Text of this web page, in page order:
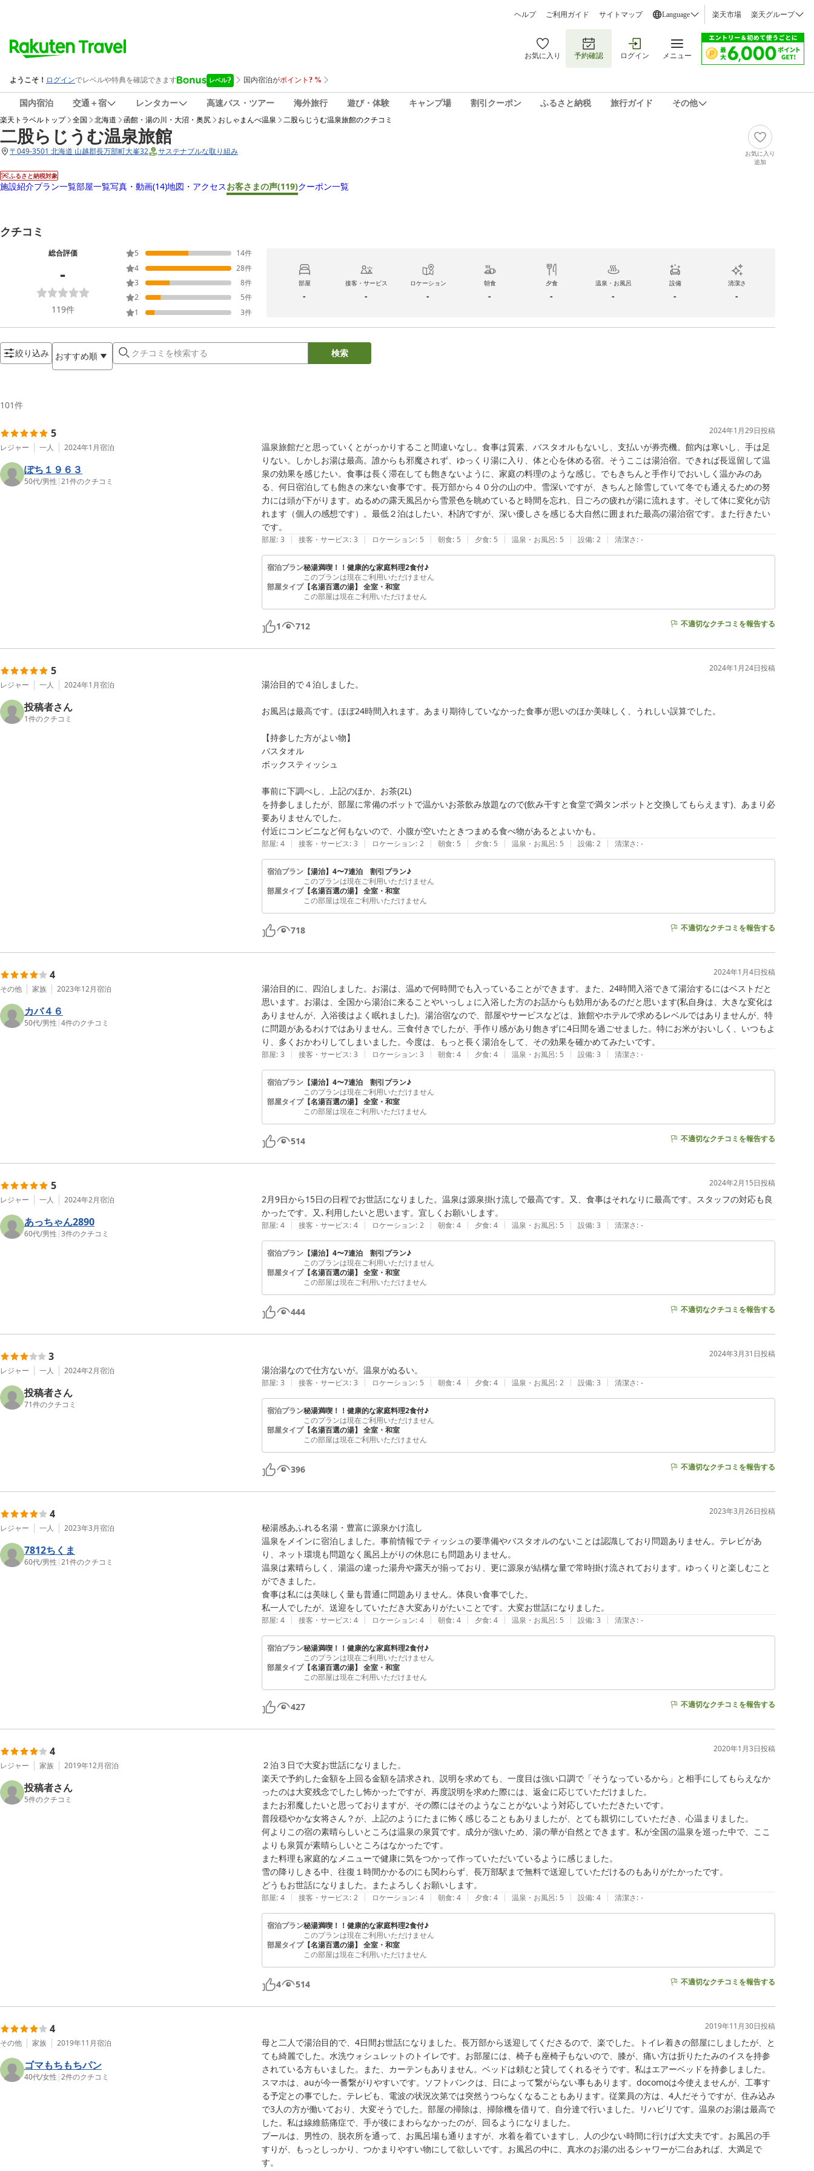
ヘルプ ご利用ガイド サイトマップ Language 楽天市場 楽天グループ
お気に入り 予約確認 ログイン メニュー
国内宿泊 交通＋宿 レンタカー 高速バス・ツアー 海外旅行 遊び・体験 キャンプ場 割引クーポン ふるさと納税 旅行ガイド その他
楽天トラベルトップ 全国 北海道 函館・湯の川・大沼・奥尻 おしゃまんべ温泉 二股らじうむ温泉旅館のクチコミ
二股らじうむ温泉旅館
〒049-3501 北海道 山越郡長万部町大峯32 サステナブルな取り組み
ふるさと納税対象
お気に入り
追加
施設紹介プラン一覧部屋一覧写真・動画(14)地図・アクセスお客さまの声(119)クーポン一覧
クチコミ
総合評価
-
119件
5 14件
4
28件
3
8件
2
5件
1
3件
部屋
-
接客・サービス
-
ロケーション
-
朝食
-
夕食
-
温泉・お風呂
-
設備
-
清潔さ
-
絞り込み おすすめ順 検索
101件
5
レジャー 一人 2024年1月宿泊
ぽち１９６３
50代/男性 |21件のクチコミ
2024年1月29日投稿
温泉旅館だと思っていくとがっかりすること間違いなし。食事は質素、バスタオルもないし、支払いが券売機。館内は寒いし、手は足
りない。しかしお湯は最高。誰からも邪魔されず、ゆっくり湯に入り、体と心を休める宿。そうここは湯治宿。できれば長逗留して温
泉の効果を感じたい。食事は長く滞在しても飽きないように、家庭の料理のような感じ。でもきちんと手作りでおいしく温かみのあ
る、何日宿泊しても飽きの来ない食事です。長万部から４０分の山の中。雪深いですが、きちんと除雪していて冬でも通えるための努
力には頭が下がります。ぬるめの露天風呂から雪景色を眺めていると時間を忘れ、日ごろの疲れが湯に流れます。そして体に変化が訪
れます（個人の感想です）。最低２泊はしたい、朴訥ですが、深い優しさを感じる大自然に囲まれた最高の湯治宿です。また行きたい
です。
部屋: 3 | 接客・サービス: 3 | ロケーション: 5 | 朝食: 5 | 夕食: 5 | 温泉・お風呂: 5 | 設備: 2 | 清潔さ: -
宿泊プラン秘湯満喫！！健康的な家庭料理2食付♪
このプランは現在ご利用いただけません
部屋タイプ【名湯百選の湯】 全室・和室
この部屋は現在ご利用いただけません
1 712 不適切なクチコミを報告する
5
レジャー 一人 2024年1月宿泊
投稿者さん
1件のクチコミ
2024年1月24日投稿
湯治目的で４泊しました。
お風呂は最高です。ほぼ24時間入れます。あまり期待していなかった食事が思いのほか美味しく、うれしい誤算でした。
【持参した方がよい物】
バスタオル
ボックスティッシュ
事前に下調べし、上記のほか、お茶(2L)
を持参しましたが、部屋に常備のポットで温かいお茶飲み放題なので(飲み干すと食堂で満タンポットと交換してもらえます)、あまり必
要ありませんでした。
付近にコンビニなど何もないので、小腹が空いたときつまめる食べ物があるとよいかも。
部屋: 4 | 接客・サービス: 3 | ロケーション: 2 | 朝食: 5 | 夕食: 5 | 温泉・お風呂: 5 | 設備: 2 | 清潔さ: -
宿泊プラン 【湯治】4〜7連泊 割引プラン♪
このプランは現在ご利用いただけません
部屋タイプ【名湯百選の湯】 全室・和室
この部屋は現在ご利用いただけません
718 不適切なクチコミを報告する
4
その他 家族 2023年12月宿泊
カバ４６
50代/男性 |4件のクチコミ
2024年1月4日投稿
湯治目的に、四泊しました。お湯は、温めで何時間でも入っていることができます。また、24時間入浴できて湯治するにはベストだと
思います。お湯は、全国から湯治に来ることやいっしょに入浴した方のお話からも効用があるのだと思います(私自身は、大きな変化は
ありませんが、入浴後はよく眠れました)。湯治宿なので、部屋やサービスなどは、旅館やホテルで求めるレベルではありませんが、特
に問題があるわけではありません。三食付きでしたが、手作り感があり飽きずに4日間を過ごせました。特にお米がおいしく、いつもよ
り、多くおかわりしてしまいました。今度は、もっと長く湯治をして、その効果を確かめてみたいです。
部屋: 3 | 接客・サービス: 3 | ロケーション: 3 | 朝食: 4 | 夕食: 4 | 温泉・お風呂: 5 | 設備: 3 | 清潔さ: -
宿泊プラン 【湯治】4〜7連泊 割引プラン♪
このプランは現在ご利用いただけません
部屋タイプ【名湯百選の湯】 全室・和室
この部屋は現在ご利用いただけません
514 不適切なクチコミを報告する
5
レジャー 一人 2024年2月宿泊
あっちゃん2890
60代/男性 |3件のクチコミ
2024年2月15日投稿
2月9日から15日の日程でお世話になりました。温泉は源泉掛け流しで最高です。又、食事はそれなりに最高です。スタッフの対応も良
かったです。又､利用したいと思います。宜しくお願いします。
部屋: 4 | 接客・サービス: 4 | ロケーション: 2 | 朝食: 4 | 夕食: 4 | 温泉・お風呂: 5 | 設備: 3 | 清潔さ: -
宿泊プラン 【湯治】4〜7連泊 割引プラン♪
このプランは現在ご利用いただけません
部屋タイプ【名湯百選の湯】 全室・和室
この部屋は現在ご利用いただけません
444 不適切なクチコミを報告する
3
レジャー 一人 2024年2月宿泊
投稿者さん
71件のクチコミ
2024年3月31日投稿
湯治湯なので仕方ないが。温泉がぬるい。
部屋: 3 | 接客・サービス: 3 | ロケーション: 5 | 朝食: 4 | 夕食: 4 | 温泉・お風呂: 2 | 設備: 3 | 清潔さ: -
宿泊プラン秘湯満喫！！健康的な家庭料理2食付♪
このプランは現在ご利用いただけません
部屋タイプ【名湯百選の湯】 全室・和室
この部屋は現在ご利用いただけません
396 不適切なクチコミを報告する
4
レジャー 一人 2023年3月宿泊
7812ちくま
60代/男性 |21件のクチコミ
2023年3月26日投稿
秘湯感あふれる名湯・豊富に源泉かけ流し
温泉をメインに宿泊しました。事前情報でティッシュの要準備やバスタオルのないことは認識しており問題ありません。テレビがあ
り、ネット環境も問題なく風呂上がりの休息にも問題ありません。
温泉は素晴らしく、湯温の違った湯舟や露天が揃っており、更に源泉が結構な量で常時掛け流されております。ゆっくりと楽しむこと
ができました。
食事は私には美味しく量も普通に問題ありません。体良い食事でした。
部屋: 4 | 接客・サービス: 4 | ロケーション: 4 | 朝食: 4 | 夕食: 4 | 温泉・お風呂: 5 | 設備: 3 | 清潔さ: -
宿泊プラン秘湯満喫！！健康的な家庭料理2食付♪
このプランは現在ご利用いただけません
部屋タイプ【名湯百選の湯】 全室・和室
この部屋は現在ご利用いただけません
427 不適切なクチコミを報告する
4
レジャー 家族 2019年12月宿泊
投稿者さん
5件のクチコミ
2020年1月3日投稿
２泊３日で大変お世話になりました。
楽天で予約した金額を上回る金額を請求され、説明を求めても、一度目は強い口調で「そうなっているから」と相手にしてもらえなか
ったのは大変残念でしたし怖かったですが、再度説明を求めた際には、返金に応じていただけました。
またお邪魔したいと思っておりますが、その際にはそのようなことがないよう対応していただきたいです。
普段穏やかな女将さん？が、上記のようにたまに怖く感じることもありましたが、とても親切にしていただき、心温まりました。
何よりこの宿の素晴らしいところは温泉の泉質です。成分が強いため、湯の華が自然とできます。私が全国の温泉を巡った中で、ここ
よりも泉質が素晴らしいところはなかったです。
また料理も家庭的なメニューで健康に気をつかって作っていただいているように感じました。
雪の降りしきる中、往復１時間かかるのにも関わらず、長万部駅まで無料で送迎していただけるのもありがたかったです。
どうもお世話になりました。またよろしくお願いします。
部屋: 4 | 接客・サービス: 2 | ロケーション: 4 | 朝食: 4 | 夕食: 4 | 温泉・お風呂: 5 | 設備: 4 | 清潔さ: -
宿泊プラン秘湯満喫！！健康的な家庭料理2食付♪
このプランは現在ご利用いただけません
部屋タイプ【名湯百選の湯】 全室・和室
この部屋は現在ご利用いただけません
4 514 不適切なクチコミを報告する
4
その他 家族 2019年11月宿泊
ゴマもちもちパン
40代/女性 |2件のクチコミ
2019年11月30日投稿
母と二人で湯治目的で、4日間お世話になりました。長万部から送迎してくださるので、楽でした。トイレ着きの部屋にしましたが、と
ても綺麗でした。水洗ウォシュレットのトイレです。お部屋には、椅子も座椅子もないので、膝が、痛い方は折りたたみのイスを持参
されている方もいました。また、カーテンもありません。ベッドは頼むと貸してくれるそうです。私はエアーベッドを持参しました。
スマホは、auが今一番繋がりやすいです。ソフトバンクは、日によって繋がらない事もあります。docomoは今使えませんが、工事す
る予定との事でした。テレビも、電波の状況次第では突然うつらなくなることもあります。従業員の方は、4人だそうですが、住み込み
で3人の方が働いており、大変そうでした。部屋の掃除は、掃除機を借りて、自分達で行いました。リハビリです。温泉のお湯は最高で
した。私は線維筋痛症で、手が後にまわらなかったのが、回るようになりました。
プールは、男性の、脱衣所を通って、お風呂場も通りますが、水着を着ていますし、人の少ない時間に行けば大丈夫です。お風呂の手
すりが、もっとしっかり、つかまりやすい物にして欲しいです。お風呂の中に、真水のお湯の出るシャワーが二台あれば、大満足で
す。